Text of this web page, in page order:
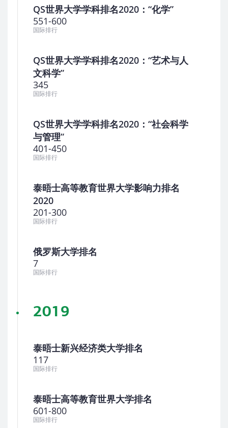
QS世界大学学科排名2020：“化学”
551-600
国际排行
QS世界大学学科排名2020：“艺术与人
文科学”
345
国际排行
QS世界大学学科排名2020：“社会科学
与管理”
401-450
国际排行
泰晤士高等教育世界大学影响力排名
2020
201-300
国际排行
俄罗斯大学排名
7
国际排行
2019
泰晤士新兴经济类大学排名
117
国际排行
泰晤士高等教育世界大学排名
601-800
国际排行